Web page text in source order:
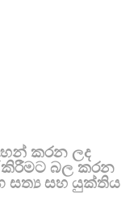
කරන ලද
බල කරන
සත්‍ය සහ යුක්තිය